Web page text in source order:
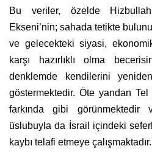
Bu veriler, özelde
Ekseni’nin; sahada tetikte
ve gelecekteki siyasi,
karşı hazırlıklı olma
denklemde kendilerini
göstermektedir. Öte yandan Tel
farkında gibi görünmektedir
üslubuyla da İsrail içindeki
kaybı telafi etmeye çalışmaktadır.